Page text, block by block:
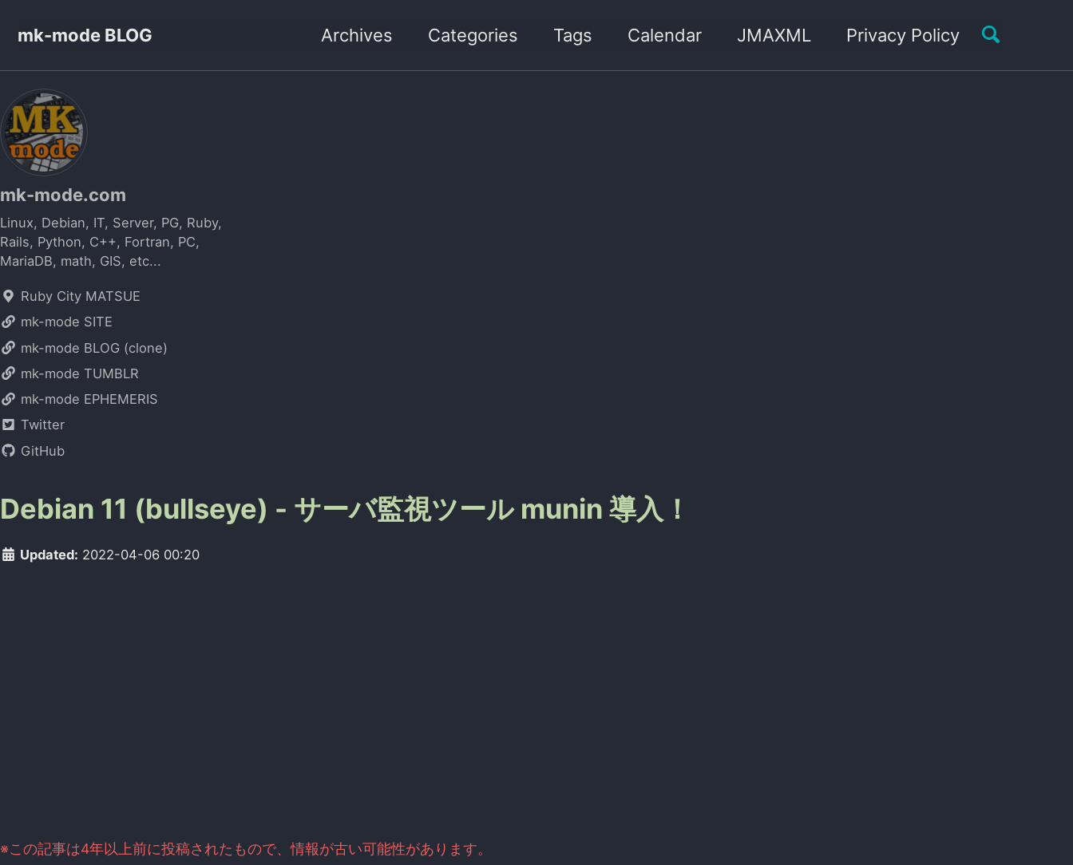
mk-mode BLOG Archives Categories Tags Calendar JMAXML Privacy Policy Toggle
mk-mode.com
Linux, Debian, IT, Server, PG, Ruby,
Rails, Python, C++, Fortran, PC,
MariaDB, math, GIS, etc...
Ruby City MATSUE
mk-mode SITE
mk-mode BLOG (clone)
mk-mode TUMBLR
mk-mode EPHEMERIS
Twitter
GitHub
Debian 11 (bullseye) - サーバ監視ツール munin 導入！
Updated: 2022-04-06 00:20
※この記事は4年以上前に投稿されたもので、情報が古い可能性があります。